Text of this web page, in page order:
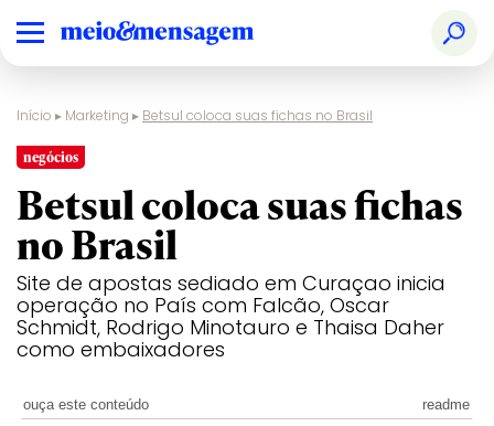
Início ▸ Marketing ▸ Betsul coloca suas fichas no Brasil
negócios
Betsul coloca suas fichas
no Brasil
Site de apostas sediado em Curaçao inicia
operação no País com Falcão, Oscar
Schmidt, Rodrigo Minotauro e Thaisa Daher
como embaixadores
ouça este conteúdo readme